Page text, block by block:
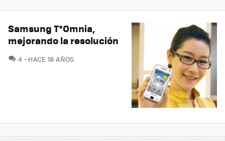
Samsung T*Omnia,
mejorando la resolución
4 COMENTARIOS
HACE 18 AÑOS